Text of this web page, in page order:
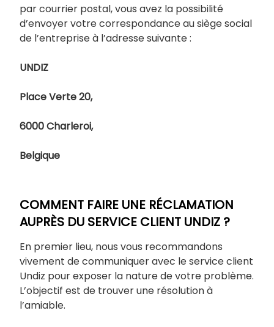
par courrier postal, vous avez la possibilité
d’envoyer votre correspondance au siège social
de l’entreprise à l’adresse suivante :
UNDIZ
Place Verte 20,
6000 Charleroi,
Belgique
COMMENT FAIRE UNE RÉCLAMATION
AUPRÈS DU SERVICE CLIENT UNDIZ ?
En premier lieu, nous vous recommandons
vivement de communiquer avec le service client
Undiz pour exposer la nature de votre problème.
L’objectif est de trouver une résolution à
l’amiable.